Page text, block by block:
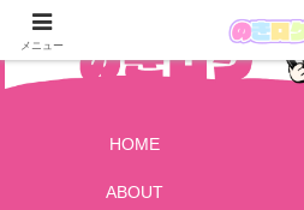
HOME
ABOUT
メニュー